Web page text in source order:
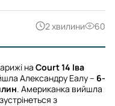
2 хвилини 60
на Court 14 Іва
Александру Еалу – 6-
. Американка вийшла
з